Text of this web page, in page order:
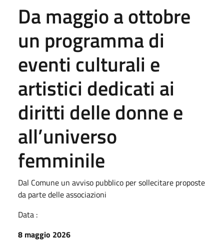
Da maggio a ottobre
un programma di
eventi culturali e
artistici dedicati ai
diritti delle donne e
all’universo
femminile
Dal Comune un avviso pubblico per sollecitare proposte
da parte delle associazioni
Data :
8 maggio 2026